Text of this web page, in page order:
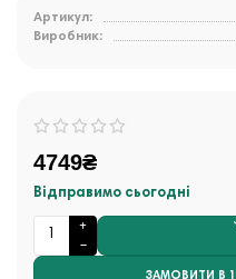
Артикул:
Виробник:
4749₴
Відправимо сьогодні
ЗАМОВИТИ В 1